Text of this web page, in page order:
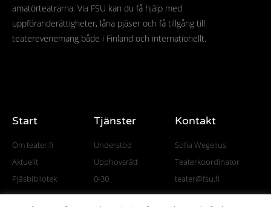
amatörteatrarna. Via FSU kan du få hjälp med
uppföranderättigheter, låna pjäser och få tillgång till
teaterevenemang både i Finland och internationellt.
Start
Om teater.fi
Aktuellt
Pjäsbibliotek
Tjänster
Understöd
Upphovsrätt
0-30
Kontakt
Sofia Wegelius
Teaterkoordinator
teater@fsu.fi